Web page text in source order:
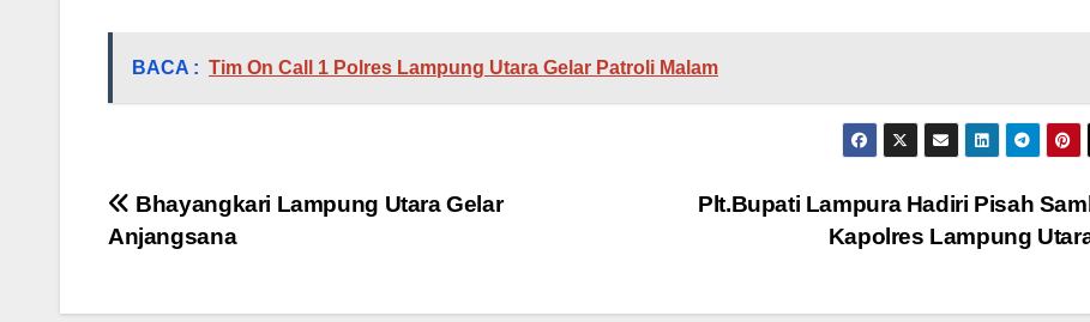
BACA : Tim On Call 1 Polres Lampung Utara Gelar Patroli Malam
Navigasi
pos
Plt.Bupati Lampura Hadiri Pisah
Kapolres Lampung
Bhayangkari Lampung Utara Gelar
Anjangsana